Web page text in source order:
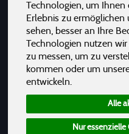
Technologien, um Ihnen
Erlebnis zu ermöglichen
sehen, besser an Ihre
Technologien nutzen
zu messen, um zu
kommen oder um
entwickeln.
Alle
Nur